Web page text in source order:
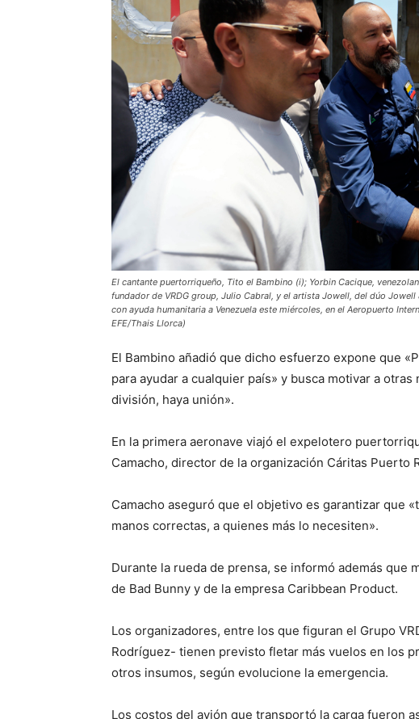
El cantante puertorriqueño, Tito el Bambino (i); Yorbin Cacique,
fundador de VRDG group, Julio Cabral, y el artista Jowell, del dúo
con ayuda humanitaria a Venezuela este miércoles, en el Aeropuerto
EFE/Thais Llorca)
El Bambino añadió que dicho esfuerzo expone que
para ayudar a cualquier país» y busca motivar a
división, haya unión».
En la primera aeronave viajó el expelotero
Camacho, director de la organización Cáritas Puerto
Camacho aseguró que el objetivo es garantizar que
manos correctas, a quienes más lo necesiten».
Durante la rueda de prensa, se informó además que
de Bad Bunny y de la empresa Caribbean Product.
Los organizadores, entre los que figuran el Grupo
Rodríguez- tienen previsto fletar más vuelos en los
otros insumos, según evolucione la emergencia.
Los costos del avión que transportó la carga fueron